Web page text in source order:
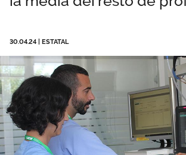
Publicaciones
Vídeos
30.04.24 ESTATAL